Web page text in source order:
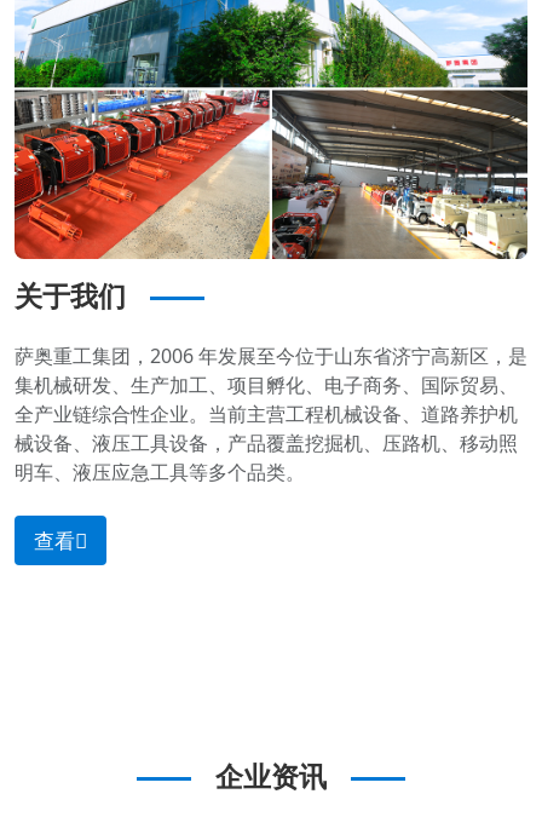
关于我们
萨奥重工集团，2006 年发展至今位于山东省济宁高新区，是
集机械研发、生产加工、项目孵化、电子商务、国际贸易、
全产业链综合性企业。当前主营工程机械设备、道路养护机
械设备、液压工具设备，产品覆盖挖掘机、压路机、移动照
明车、液压应急工具等多个品类。
查看
企业资讯